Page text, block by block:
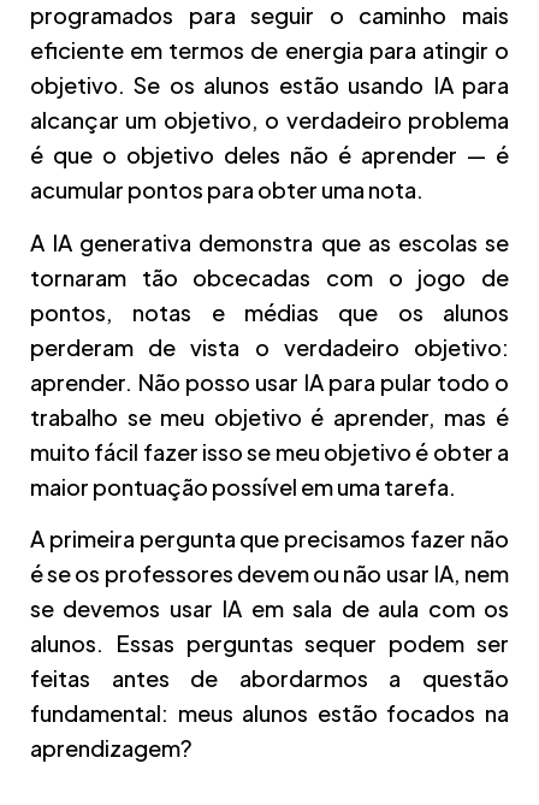
programados para seguir o caminho mais
eficiente em termos de energia para atingir o
objetivo. Se os alunos estão usando IA para
alcançar um objetivo, o verdadeiro problema
é que o objetivo deles não é aprender — é
acumular pontos para obter uma nota.
A IA generativa demonstra que as escolas se
tornaram tão obcecadas com o jogo de
pontos, notas e médias que os alunos
perderam de vista o verdadeiro objetivo:
aprender. Não posso usar IA para pular todo o
trabalho se meu objetivo é aprender, mas é
muito fácil fazer isso se meu objetivo é obter a
maior pontuação possível em uma tarefa.
A primeira pergunta que precisamos fazer não
é se os professores devem ou não usar IA, nem
se devemos usar IA em sala de aula com os
alunos. Essas perguntas sequer podem ser
feitas antes de abordarmos a questão
fundamental: meus alunos estão focados na
aprendizagem?